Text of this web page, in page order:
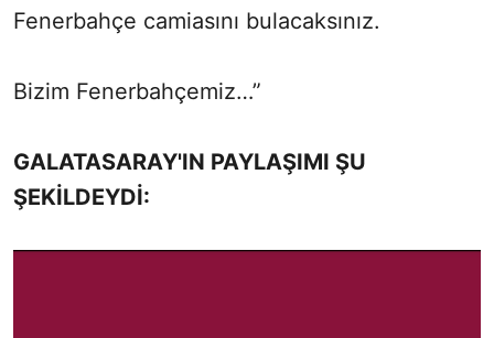
Fenerbahçe camiasını bulacaksınız.
Bizim Fenerbahçemiz…”
GALATASARAY'IN PAYLAŞIMI ŞU
ŞEKİLDEYDİ: